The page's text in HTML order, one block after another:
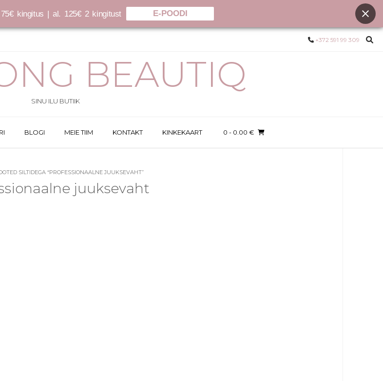
+372 591 99 309
BEAUTIQ
SINU ILU BUTIIK
BLOGI MEIE TIIM KONTAKT KINKEKAART 0 - 0.00 €
SILTIDEGA “PROFESSIONAALNE JUUKSEVAHT”
juuksevaht
kingitus | al. 125€ 2 kingitust E-POODI